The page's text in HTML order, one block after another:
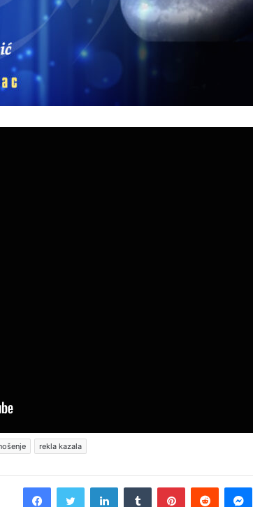
rekla kazala